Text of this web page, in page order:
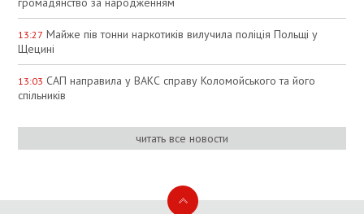
13:27 Майже пів тонни наркотиків вилучила поліція Польщі у
Щецині
13:03 САП направила у ВАКС справу Коломойського та його
спільників
читать все новости